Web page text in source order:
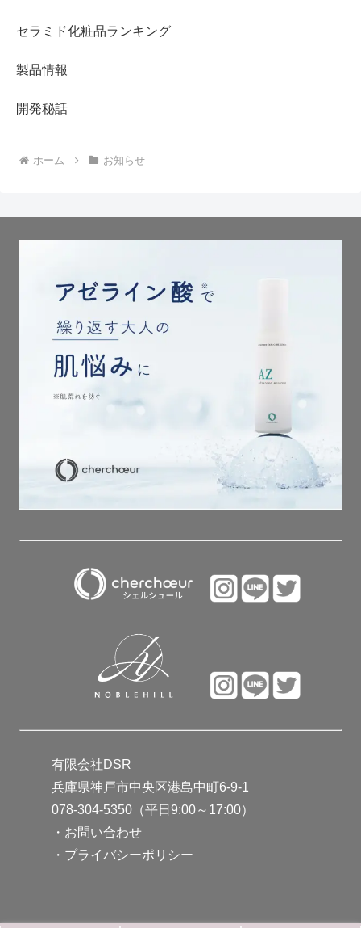
セラミド化粧品ランキング
製品情報
開発秘話
ホーム お知らせ
有限会社DSR
兵庫県神戸市中央区港島中町6-9-1
078-304-5350（平日9:00～17:00）
・ お問い合わせ
・ プライバシーポリシー